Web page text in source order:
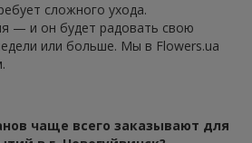
сложного ухода.
— и он будет радовать свою
или больше. Мы в Flowers.ua
чаще всего заказывают для